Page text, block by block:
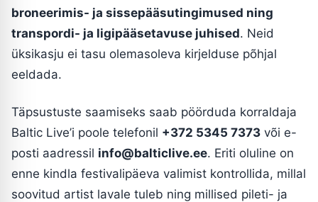
broneerimis- ja sissepääsutingimused ning
transpordi- ja ligipääsetavuse juhised. Neid
üksikasju ei tasu olemasoleva kirjelduse põhjal
eeldada.
Täpsustuste saamiseks saab pöörduda korraldaja
Baltic Live’i poole telefonil +372 5345 7373 või e-
posti aadressil info@balticlive.ee. Eriti oluline on
enne kindla festivalipäeva valimist kontrollida, millal
soovitud artist lavale tuleb ning millised pileti- ja